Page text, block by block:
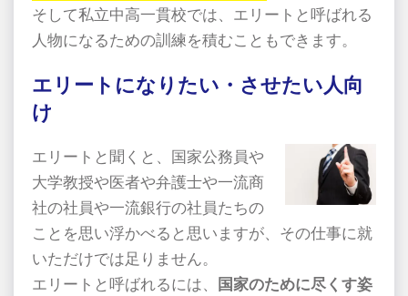
そして私立中高一貫校では、エリートと呼ばれる
人物になるための訓練を積むこともできます。
エリートになりたい・させたい人向
け
エリートと聞くと、国家公務員や
大学教授や医者や弁護士や一流商
社の社員や一流銀行の社員たちの
ことを思い浮かべると思いますが、その仕事に就
いただけでは足りません。
エリートと呼ばれるには、
国家のために尽くす姿